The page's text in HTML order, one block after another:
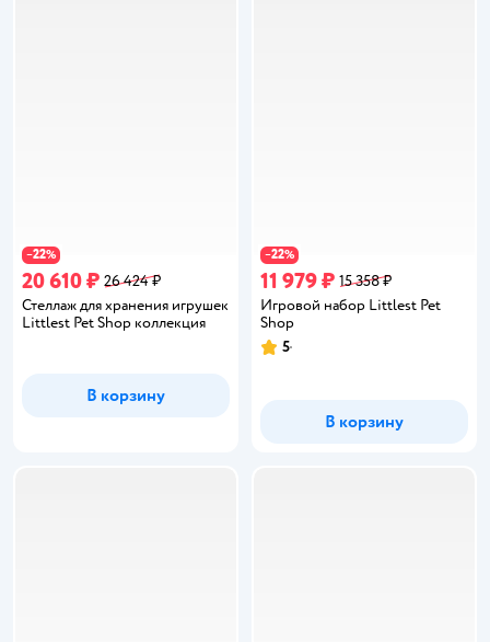
−22%
20 610 ₽ 26 424 ₽
Стеллаж для хранения игрушек
Littlest Pet Shop коллекция
В корзину
−22%
11 979 ₽ 15 358 ₽
Игровой набор Littlest Pet
Shop
Рейтинг:
5
В корзину